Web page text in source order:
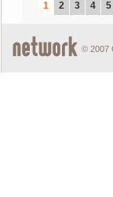
1 2 3 4 5
© 2007